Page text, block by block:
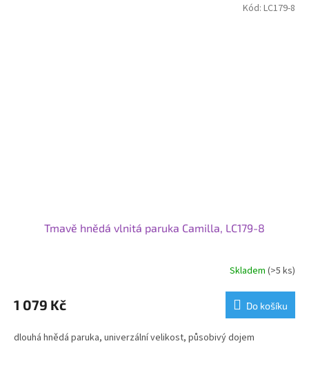
Tmavě hnědá vlnitá paruka Camilla, LC179-8
Skladem (>5 ks)
1 079 Kč Do košíku
dlouhá hnědá paruka, univerzální velikost, působivý dojem
Kód: LC179-8